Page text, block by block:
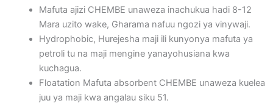
Mafuta ajizi CHEMBE unaweza inachukua hadi 8-12
Mara uzito wake, Gharama nafuu ngozi ya vinywaji.
Hydrophobic, Hurejesha maji ili kunyonya mafuta ya
petroli tu na maji mengine yanayohusiana kwa
kuchagua.
Floatation Mafuta absorbent CHEMBE unaweza kuelea
juu ya maji kwa angalau siku 51.